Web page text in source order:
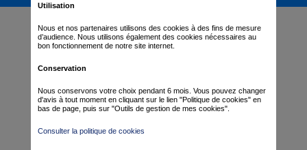
Utilisation
Nous et nos partenaires utilisons des cookies à des fins de mesure
d’audience. Nous utilisons également des cookies nécessaires au
bon fonctionnement de notre site internet.
Conservation
Nous conservons votre choix pendant 6 mois. Vous pouvez changer
d'avis à tout moment en cliquant sur le lien "Politique de cookies" en
bas de page, puis sur "Outils de gestion de mes cookies".
Consulter la politique de cookies